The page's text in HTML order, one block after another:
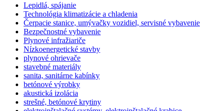
Lepidlá, spájanie
Technológia klimatizácie a chladenia
Čerpacie stanice, umývačky vozidiel, servisné vybavenie
Bezpečnostné vybavenie
Plynové infražiariče
Nízkoenergetické stavby
plynové ohrievače
stavebné materiály
sanita, sanitárne kabínky
betónové výrobky
akustická izolácia
strešné, betónové krytiny